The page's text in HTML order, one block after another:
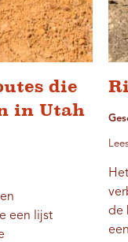
die
in Utah
een lijst
de